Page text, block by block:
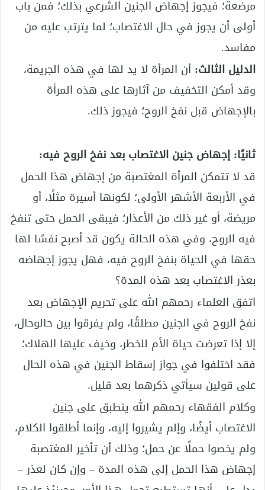
مرضعة؛ فيجوز إجهاض الجنين الشرعي بذلك؛ فمن باب
أولى أن يجوز في حال الاغتصاب؛ لما يترتب عليه من
مفاسد.
الدليل الثالث: أن المرأة لا يد لها في هذه الجريمة،
وقد أمكن التخفيف من آثارها على هذه المرأة
بالإجهاض قبل نفخ الروح؛ فيجوز ذلك.
ثانيًا: إجهاض جنين الاغتصاب بعد نفخ الروح فيه:
قد لا تتمكن المرأة المغتصبة من إجهاض هذا الحمل
في الأربعة الأشهر الأولى؛ لكونها أسيرة مثلًا، أو
مريضة، أو غير ذلك من الأعذار؛ فيبقى الحمل حتى تنفخ
فيه الروح، وفي هذه الحالة يكون قد أصبح نفسًا لها
حقها في الحياة بنفخ الروح فيه، فهل يجوز إجهاضه
بعذر الاغتصاب بعد هذه المدة؟
اتفق العلماء رحمهم الله على تحريم الإجهاض بعد
نفخ الروح في الجنين مطلقًا، ولم يفرقوا بين حالوحال،
إلا إذا تعرضت حياة الأم للخطر، وخيف عليها الهلاك؛
فقد اختلفوا في جواز إسقاط الجنين في هذه الحال
على قولين سيأتي ذكرهما بعد قليل.
وكلام الفقهاء رحمهم الله ينطبق على جنين
الاغتصاب أيضًا، وإلم يشيروا إليه، وإنما أطلقوا الكلام،
ولم يخصوا حملًا عن حمل؛ وذلك أن تأخير المغتصبة
إجهاض هذا الحمل إلى هذه المدة – وإن كان لعذر –